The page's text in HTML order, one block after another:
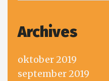
Archives
oktober 2019
september 2019